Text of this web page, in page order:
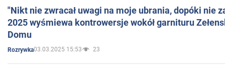
"Nikt nie zwracał uwagi na moje ubrania, dopóki nie
2025 wyśmiewa kontrowersje wokół garnituru
Domu
Rozrywka03.03.2025 15:53 23